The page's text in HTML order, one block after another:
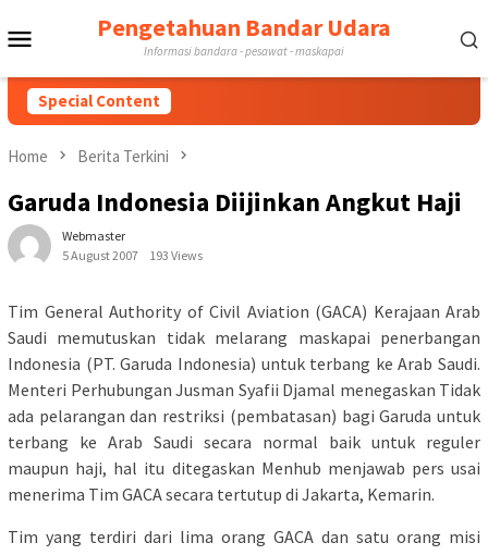
to
MobilePengetahuan Bandar Udara
Informasi bandara - pesawat - maskapai
Special Content
Home Berita Terkini
Garuda Indonesia Diijinkan Angkut Haji
Webmaster
5 August 2007
193 Views
Tim General Authority of Civil Aviation (GACA) Kerajaan Arab
Saudi memutuskan tidak melarang maskapai penerbangan
Indonesia (PT. Garuda Indonesia) untuk terbang ke Arab Saudi.
Menteri Perhubungan Jusman Syafii Djamal menegaskan Tidak
ada pelarangan dan restriksi (pembatasan) bagi Garuda untuk
terbang ke Arab Saudi secara normal baik untuk reguler
maupun haji, hal itu ditegaskan Menhub menjawab pers usai
menerima Tim GACA secara tertutup di Jakarta, Kemarin.
Tim yang terdiri dari lima orang GACA dan satu orang misi